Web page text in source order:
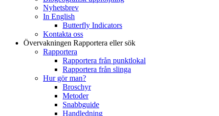
Nyhetsbrev
In English
Butterfly Indicators
Kontakta oss
Övervakningen Rapportera eller sök
Rapportera
Rapportera från punktlokal
Rapportera från slinga
Hur gör man?
Broschyr
Metoder
Snabbguide
Handledning